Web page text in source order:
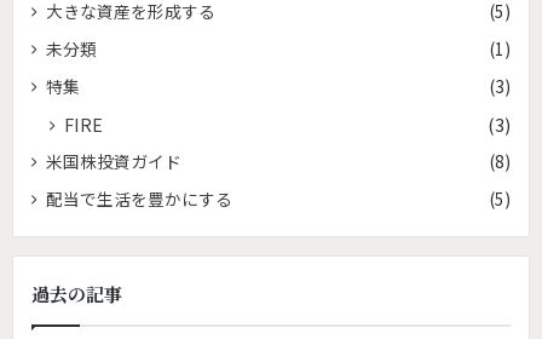
大きな資産を形成する
(5)
未分類
(1)
特集
(3)
FIRE (3)
米国株投資ガイド
(8)
配当で生活を豊かにする
(5)
過去の記事